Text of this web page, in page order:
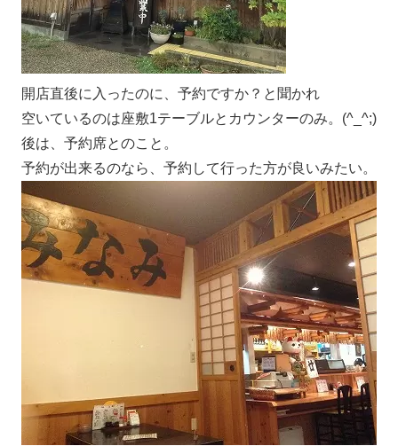
開店直後に入ったのに、予約ですか？と聞かれ
空いているのは座敷1テーブルとカウンターのみ。(^_^;)
後は、予約席とのこと。
予約が出来るのなら、予約して行った方が良いみたい。